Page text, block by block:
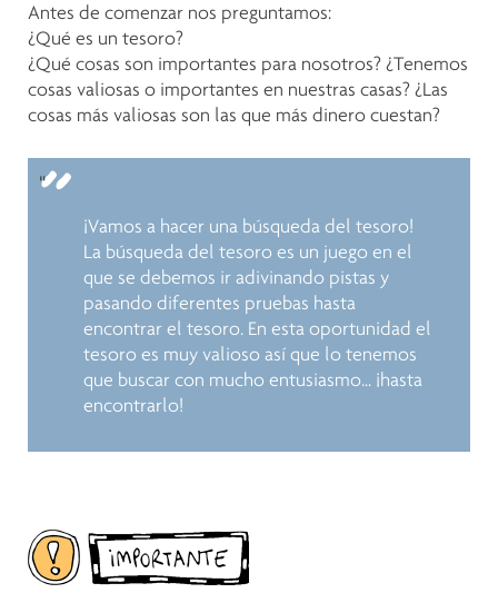
Antes de comenzar nos preguntamos:
¿Qué es un tesoro?
¿Qué cosas son importantes para nosotros? ¿Tenemos
cosas valiosas o importantes en nuestras casas? ¿Las
cosas más valiosas son las que más dinero cuestan?
¡Vamos a hacer una búsqueda del tesoro!
La búsqueda del tesoro es un juego en el
que se debemos ir adivinando pistas y
pasando diferentes pruebas hasta
encontrar el tesoro. En esta oportunidad el
tesoro es muy valioso así que lo tenemos
que buscar con mucho entusiasmo… ¡hasta
encontrarlo!